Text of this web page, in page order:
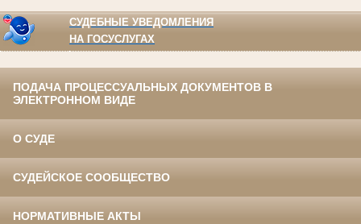
СУДЕБНЫЕ УВЕДОМЛЕНИЯ
НА ГОСУСЛУГАХ
ПОДАЧА ПРОЦЕССУАЛЬНЫХ ДОКУМЕНТОВ В
ЭЛЕКТРОННОМ ВИДЕ
О СУДЕ
СУДЕЙСКОЕ СООБЩЕСТВО
НОРМАТИВНЫЕ АКТЫ